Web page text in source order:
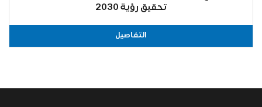
تحقيق رؤية 2030
التفاصيل